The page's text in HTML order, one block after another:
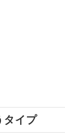
タイプ